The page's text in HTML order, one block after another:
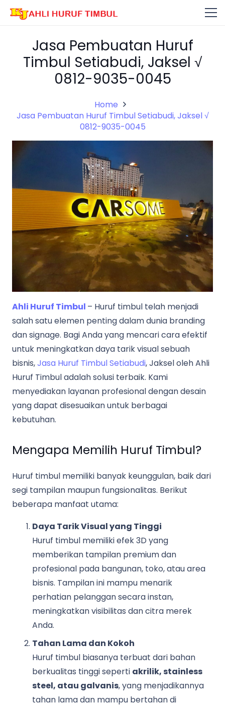
Jasa Pembuatan Huruf
Timbul Setiabudi, Jaksel √
0812-9035-0045
Home
Jasa Pembuatan Huruf Timbul Setiabudi, Jaksel √
0812-9035-0045
Ahli Huruf Timbul – Huruf timbul telah menjadi
salah satu elemen penting dalam dunia branding
dan signage. Bagi Anda yang mencari cara efektif
untuk meningkatkan daya tarik visual sebuah
bisnis,Jasa Huruf Timbul Setiabudi, Jaksel oleh Ahli
Huruf Timbul adalah solusi terbaik. Kami
menyediakan layanan profesional dengan desain
yang dapat disesuaikan untuk berbagai
kebutuhan.
Mengapa Memilih Huruf Timbul?
Huruf timbul memiliki banyak keunggulan, baik dari
segi tampilan maupun fungsionalitas. Berikut
beberapa manfaat utama:
Daya Tarik Visual yang Tinggi
Huruf timbul memiliki efek 3D yang
memberikan tampilan premium dan
profesional pada bangunan, toko, atau area
bisnis. Tampilan ini mampu menarik
perhatian pelanggan secara instan,
meningkatkan visibilitas dan citra merek
Anda.
Tahan Lama dan Kokoh
Huruf timbul biasanya terbuat dari bahan
berkualitas tinggi seperti akrilik, stainless
steel, atau galvanis, yang menjadikannya
tahan lama dan mampu bertahan di